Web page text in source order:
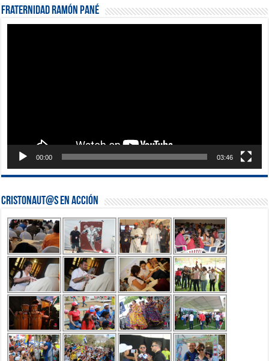
Fraternidad Ramón Pané
00:00 03:46
Cristonaut@s en Acción